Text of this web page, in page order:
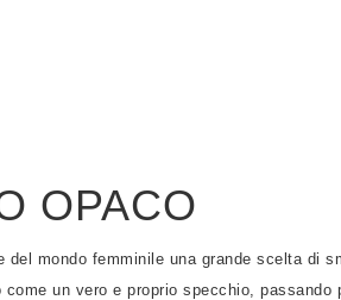
OPACO
mondo femminile una grande scelta di
un vero e proprio specchio, passando